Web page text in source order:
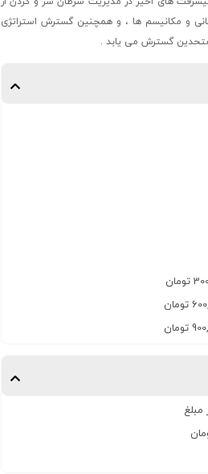
و مکانیسم ها ، و همچنین گسترش استراتژی
گسترش می یابد .